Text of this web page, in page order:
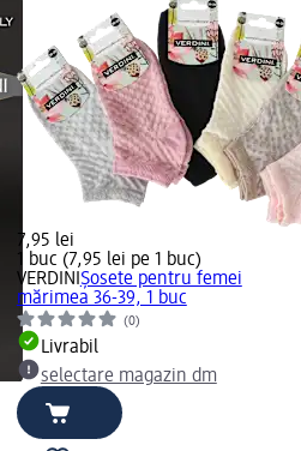
7,95 lei
1 buc (7,95 lei pe 1 buc)
VERDINI Șosete pentru femei
mărimea 36-39, 1 buc
(0)
Livrabil
selectare magazin dm